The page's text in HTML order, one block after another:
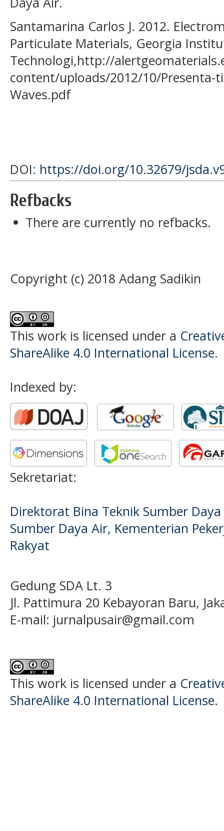
Santamarina Carlos J. 2012.
Particulate Materials, Georgia
Technologi,http://
content/uploads/2012/10/Presenta-
Waves.pdf
DOI: https://doi.org/10.32679/
Refbacks
There are currently no refbacks.
Copyright (c) 2018 Adang Sadikin
This work is licensed under a
ShareAlike 4.0 International License.
Indexed by:
Sekretariat:
Direktorat Bina Teknik Sumber
Sumber Daya Air, Kementerian
Rakyat
Gedung SDA Lt. 3
Jl. Pattimura 20 Kebayoran Baru,
E-mail: jurnalpusair@gmail.com
This work is licensed under a
ShareAlike 4.0 International License.